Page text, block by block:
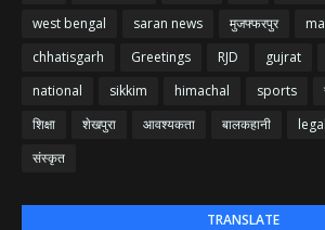
west bengal
saran news मुजफ्फरपुर
chhatisgarh
Greetings RJD gujrat
national
sikkim himachal sports
शिक्षा
शेखपुरा आवश्यकता बालकहानी legal
संस्कृत
TRANSLATE